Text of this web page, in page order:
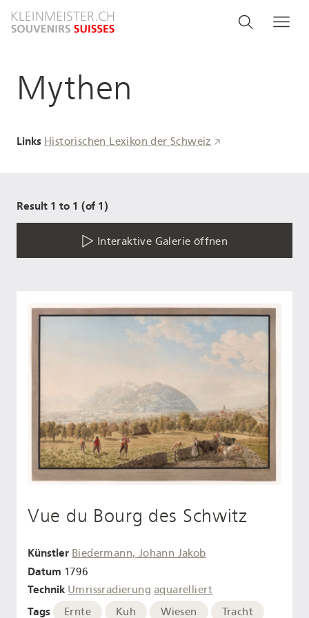
zum
Search
Suche
Mythen
Links Historischen Lexikon der Schweiz
Result 1 to 1 (of 1)
Interaktive Galerie öffnen
Vue du Bourg des Schwitz
Künstler Biedermann, Johann Jakob
Datum 1796
Technik Umrissradierung aquarelliert
Tags Ernte Kuh Wiesen Tracht